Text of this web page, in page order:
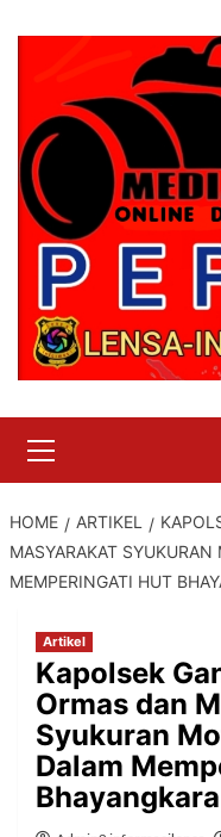
Menu
HOME ARTIKEL
MASYARAKAT
MEMPERINGATI HUT
Artikel
Kapolsek
Ormas dan
Syukuran
Dalam